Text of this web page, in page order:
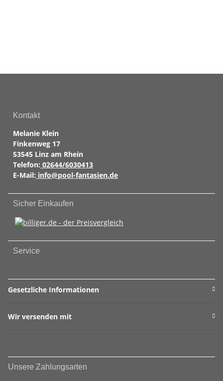
Kontakt
Melanie Klein
Finkenweg 17
53545 Linz am Rhein
Telefon: 02644/6030413
E-Mail: info@pool-fantasien.de
Sicher Einkaufen
Service
Gesetzliche Informationen
Wir versenden mit
Unsere Zahlungsarten